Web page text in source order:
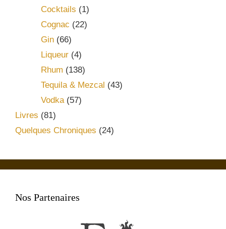
Cocktails (1)
Cognac (22)
Gin (66)
Liqueur (4)
Rhum (138)
Tequila & Mezcal (43)
Vodka(57)
Livres (81)
Quelques Chroniques (24)
Nos Partenaires